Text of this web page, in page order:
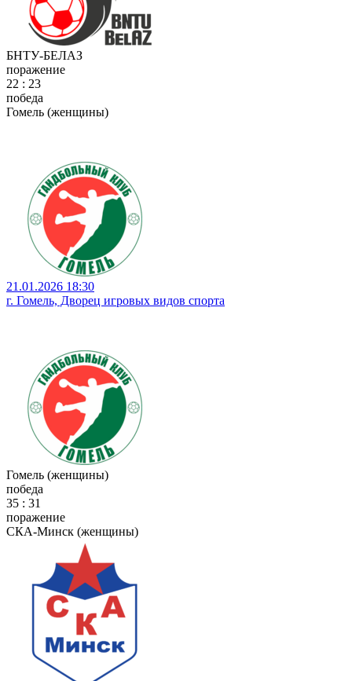
БНТУ-БЕЛАЗ
поражение
22 : 23
победа
Гомель (женщины)
21.01.2026 18:30
г. Гомель, Дворец игровых видов спорта
Гомель (женщины)
победа
35 : 31
поражение
СКА-Минск (женщины)